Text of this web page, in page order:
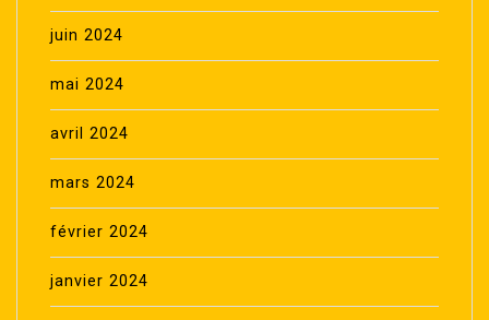
juin 2024
mai 2024
avril 2024
mars 2024
février 2024
janvier 2024